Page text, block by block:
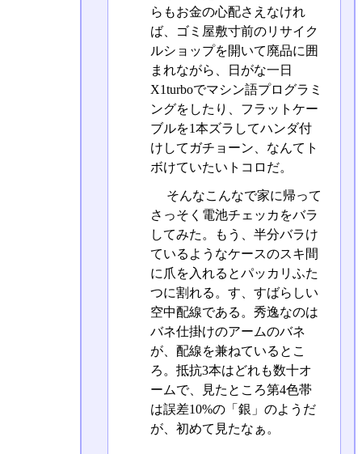
らもお金の心配さえなけれ
ば、ゴミ屋敷寸前のリサイク
ルショップを開いて廃品に囲
まれながら、日がな一日
X1turboでマシン語プログラミ
ングをしたり、フラットケー
ブルを1本ズラしてハンダ付
けしてガチョーン、なんてト
ボけていたいトコロだ。
そんなこんなで家に帰って
さっそく電池チェッカをバラ
してみた。もう、半分バラけ
ているようなケースのスキ間
に爪を入れるとパッカリふた
つに割れる。す、すばらしい
空中配線である。秀逸なのは
バネ仕掛けのアームのバネ
が、配線を兼ねているとこ
ろ。抵抗3本はどれも数十オ
ームで、見たところ第4色帯
は誤差10%の「銀」のようだ
が、初めて見たなぁ。